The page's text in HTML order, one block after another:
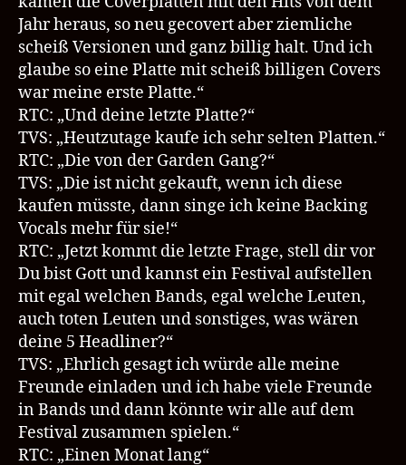
Jahr heraus, so neu gecovert aber ziemliche
scheiß Versionen und ganz billig halt. Und ich
glaube so eine Platte mit scheiß billigen Covers
war meine erste Platte.“
RTC: „Und deine letzte Platte?“
TVS: „Heutzutage kaufe ich sehr selten Platten.“
RTC: „Die von der Garden Gang?“
TVS: „Die ist nicht gekauft, wenn ich diese
kaufen müsste, dann singe ich keine Backing
Vocals mehr für sie!“
RTC: „Jetzt kommt die letzte Frage, stell dir vor
Du bist Gott und kannst ein Festival aufstellen
mit egal welchen Bands, egal welche Leuten,
auch toten Leuten und sonstiges, was wären
deine 5 Headliner?“
TVS: „Ehrlich gesagt ich würde alle meine
Freunde einladen und ich habe viele Freunde
in Bands und dann könnte wir alle auf dem
Festival zusammen spielen.“
RTC: „Einen Monat lang“